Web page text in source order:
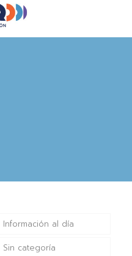
Información al día
Sin categoría